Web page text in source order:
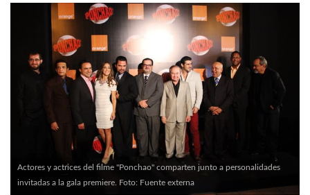
Actores y actrices del filme "Ponchao" comparten junto a personalidades
invitadas a la gala premiere. Foto: Fuente externa